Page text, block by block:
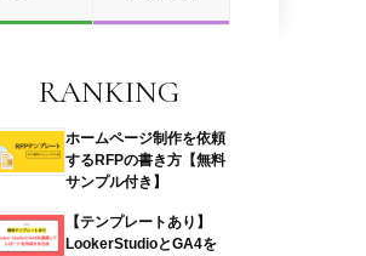
RANKING
ホームページ制作を依頼
するRFPの書き方【無料
サンプル付き】
【テンプレートあり】
LookerStudioとGA4を